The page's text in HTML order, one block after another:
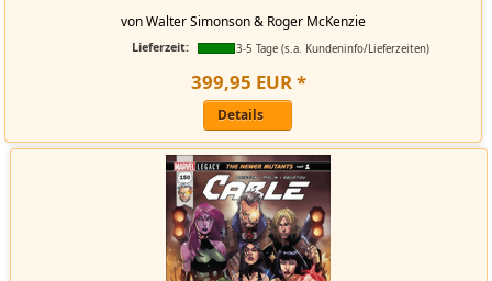
von Walter Simonson & Roger McKenzie
Lieferzeit: 3-5 Tage (s.a. Kundeninfo/Lieferzeiten)
399,95 EUR*
Details